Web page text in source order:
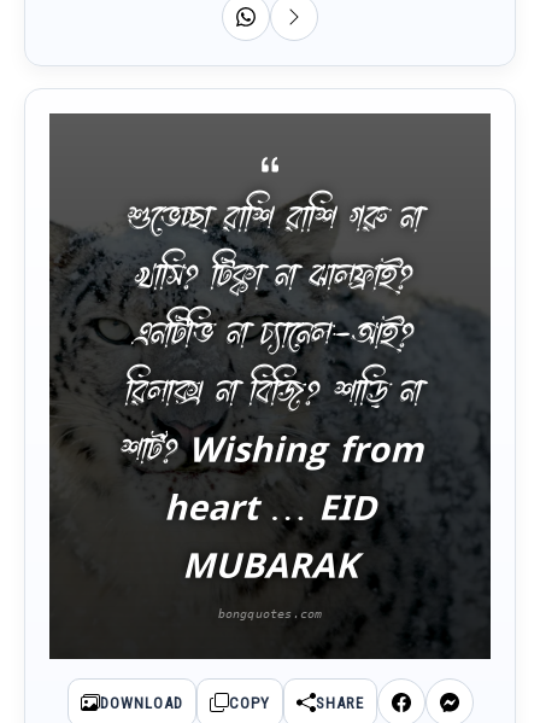
শুভেচ্ছা রাশি রাশি গরু না
খাসি? টিক্কা না ঝালফ্রাই?
এনটিভি না চ্যানেল-আই?
রিলাক্স না বিজি? শাড়ি না
শার্ট? Wishing from
heart … EID
MUBARAK
DOWNLOAD COPY SHARE